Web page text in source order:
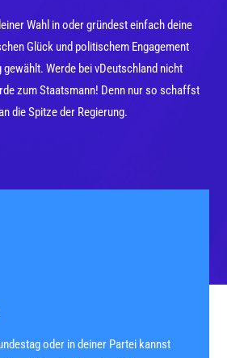
Wahl in oder gründest einfach deine
Glück und politischem Engagement
Werde bei vDeutschland nicht
zum Staatsmann! Denn nur so schaffst
die Spitze der Regierung.
oder in deiner Partei kannst